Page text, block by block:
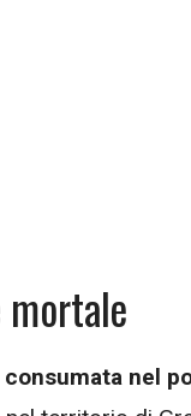
mortale
consumata nel